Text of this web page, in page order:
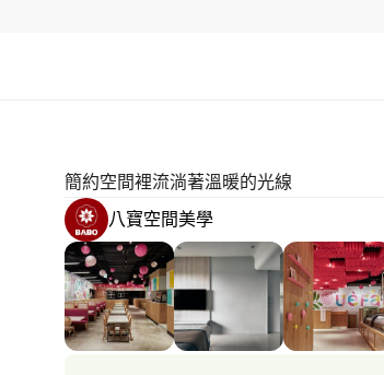
簡約空間裡流淌著溫暖的光線
八寶空間美學